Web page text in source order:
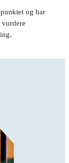
og har